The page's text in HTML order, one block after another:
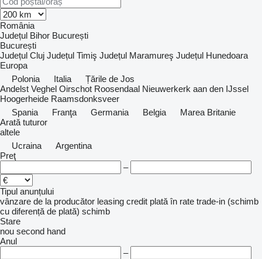
România
Județul Bihor București
București
Județul Cluj Județul Timiş Județul Maramureş Județul Hunedoara
Europa
Polonia
Italia
Țările de Jos
Andelst Veghel Oirschot Roosendaal Nieuwerkerk aan den IJssel
Hoogerheide Raamsdonksveer
Spania
Franţa Germania Belgia
Marea Britanie
Arată tuturor
altele
Ucraina
Argentina
Preţ
–
Tipul anunțului
vânzare de la producător leasing credit plată în rate trade-in (schimb
cu diferență de plată) schimb
Stare
nou second hand
Anul
–